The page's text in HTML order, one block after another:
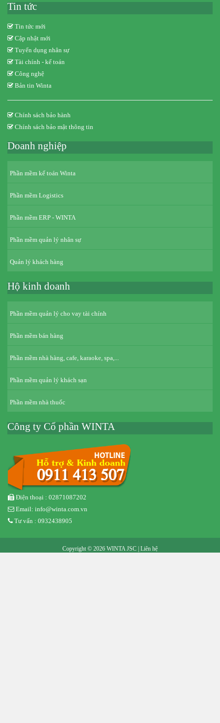
Tin tức
Tin tức mới
Cập nhật mới
Tuyển dụng nhân sự
Tài chính - kế toán
Công nghệ
Bản tin Winta
Chính sách bảo hành
Chính sách bảo mật thông tin
Doanh nghiệp
Phần mềm kế toán Winta
Phần mềm Logistics
Phần mềm ERP - WINTA
Phần mềm quản lý nhân sự
Quản lý khách hàng
Hộ kinh doanh
Phần mềm quản lý cho vay tài chính
Phần mềm bán hàng
Phần mềm nhà hàng, cafe, karaoke, spa,...
Phần mềm quản lý khách sạn
Phần mềm nhà thuốc
Công ty Cổ phần WINTA
Điện thoại : 02871087202
Email: info@winta.com.vn
Tư vấn : 0932438905
Copyright © 2026 WINTA JSC | Liên hệ